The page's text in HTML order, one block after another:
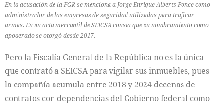
En la acusación de la FGR se menciona a Jorge Enrique Alberts Ponce como
administrador de las empresas de seguridad utilizadas para traficar
armas. En un acta mercantil de SEICSA consta que su nombramiento como
apoderado se otorgó desde 2017.
Pero la Fiscalía General de la República no es la única
que contrató a SEICSA para vigilar sus inmuebles, pues
la compañía acumula entre 2018 y 2024 decenas de
contratos con dependencias del Gobierno federal como